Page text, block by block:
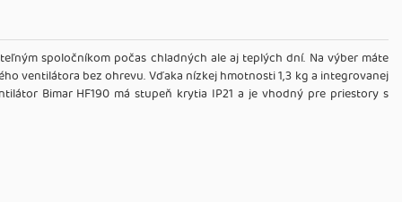
spoločníkom počas chladných ale aj teplých dní. Na výber máte
ventilátora bez ohrevu. Vďaka nízkej hmotnosti 1,3 kg a integrovanej
Bimar HF190 má stupeň krytia IP21 a je vhodný pre priestory s